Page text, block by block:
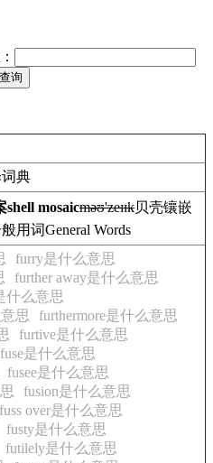
典
shell mosaicməʊ'zeɪɪk贝壳镶嵌
用词General Words
furry是什么意思
further away是什么意思
什么意思
思
furthermore是什么意思
furtive是什么意思
fuse是什么意思
fusee是什么意思
fusion是什么意思
fuss over是什么意思
fusty是什么意思
futilely是什么意思